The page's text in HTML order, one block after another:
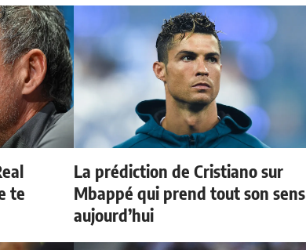
te
La prédiction de Cristiano sur
Mbappé qui prend tout son sens
aujourd’hui